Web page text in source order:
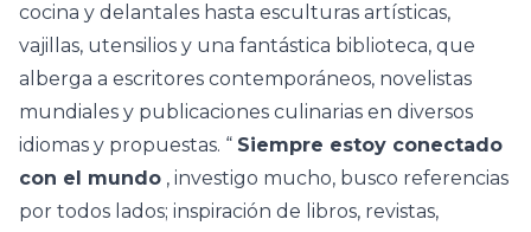
cocina y delantales hasta esculturas artísticas,
vajillas, utensilios y una fantástica biblioteca, que
alberga a escritores contemporáneos, novelistas
mundiales y publicaciones culinarias en diversos
idiomas y propuestas. “ Siempre estoy conectado
con el mundo , investigo mucho, busco referencias
por todos lados; inspiración de libros, revistas,